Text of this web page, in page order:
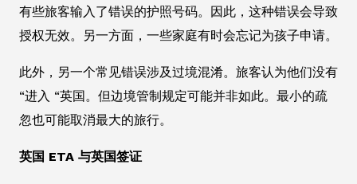
有些旅客输入了错误的护照号码。因此，这种错误会导致
授权无效。另一方面，一些家庭有时会忘记为孩子申请。
此外，另一个常见错误涉及过境混淆。旅客认为他们没有
“进入 “英国。但边境管制规定可能并非如此。最小的疏
忽也可能取消最大的旅行。
英国 ETA 与英国签证